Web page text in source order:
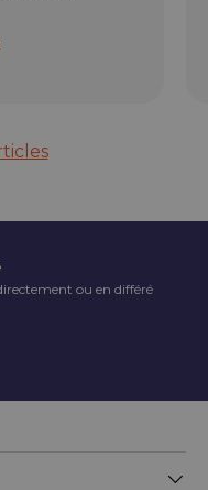
modulable Orium :
ou en différé